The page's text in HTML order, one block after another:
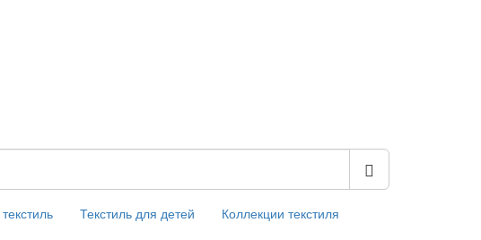
Текстиль для детей Коллекции текстиля